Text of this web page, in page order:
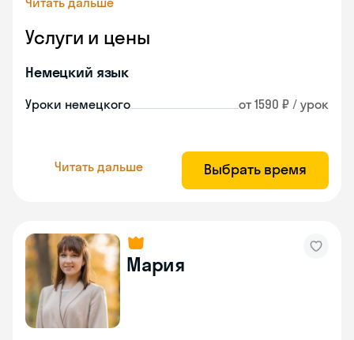
Услуги и цены
Немецкий язык
Уроки немецкого от 1590 ₽ / урок
Читать дальше Выбрать время
Мария